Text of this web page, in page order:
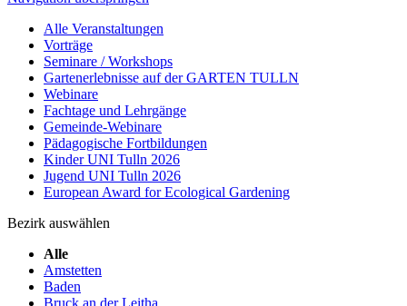
Alle Veranstaltungen
Vorträge
Seminare / Workshops
Gartenerlebnisse auf der GARTEN TULLN
Webinare
Fachtage und Lehrgänge
Gemeinde-Webinare
Pädagogische Fortbildungen
Kinder UNI Tulln 2026
Jugend UNI Tulln 2026
European Award for Ecological Gardening
Bezirk auswählen
Alle
Amstetten
Baden
Bruck an der Leitha